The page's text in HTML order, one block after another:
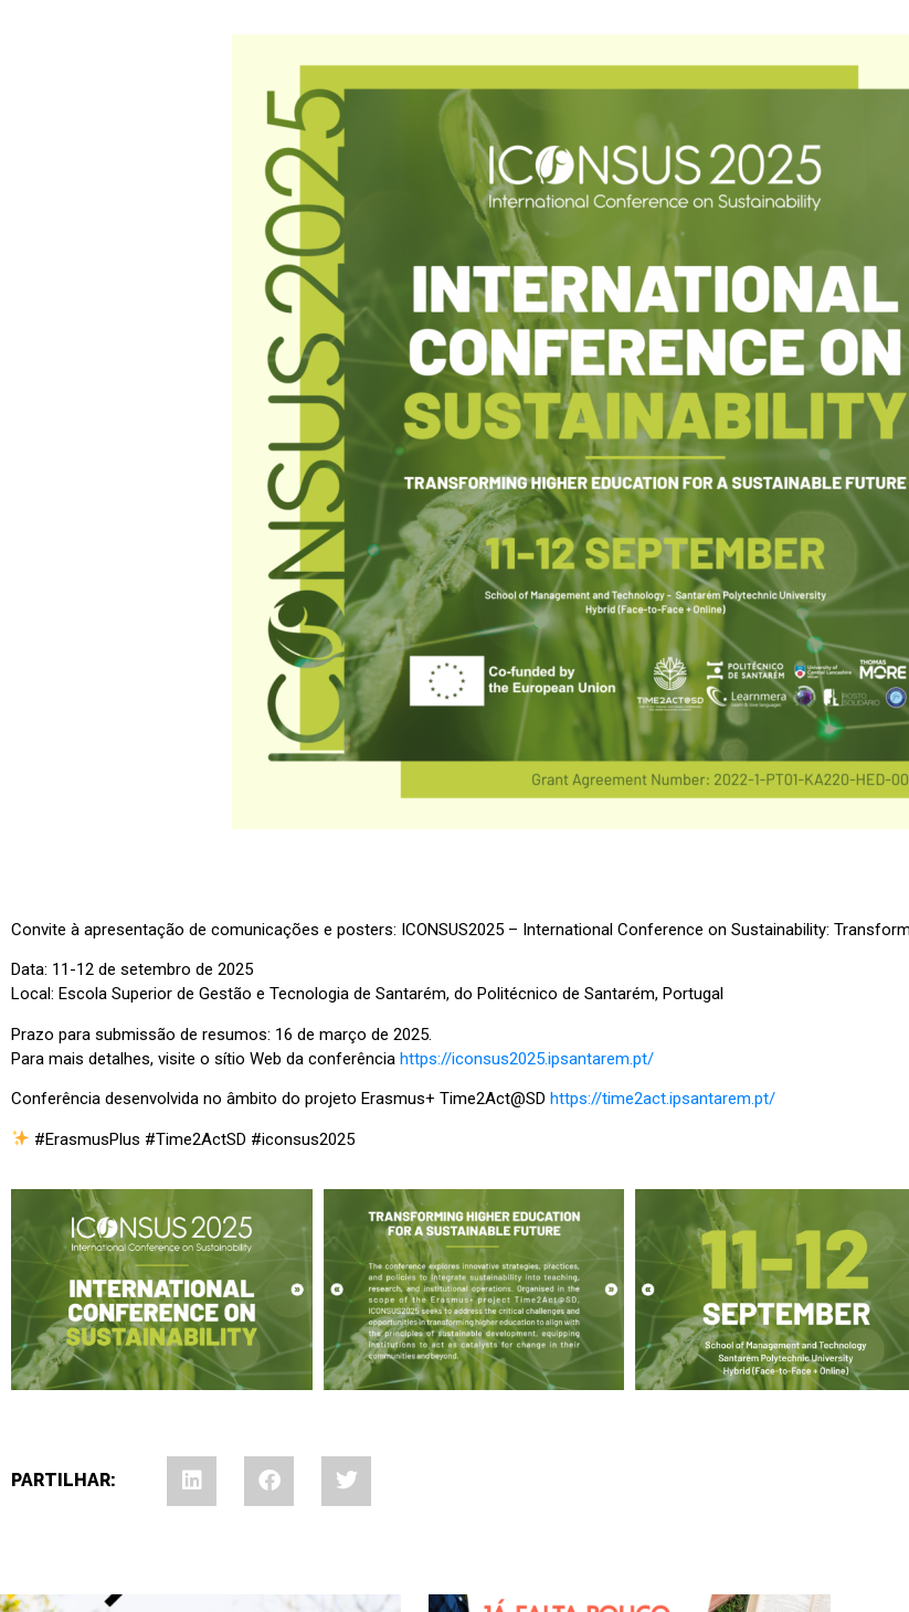
Convite à apresentação de comunicações e posters: ICONSUS2025 – International Conference on Sustainability:
Data: 11-12 de setembro de 2025
Local: Escola Superior de Gestão e Tecnologia de Santarém, do Politécnico de Santarém, Portugal
Prazo para submissão de resumos: 16 de março de 2025.
Para mais detalhes, visite o sítio Web da conferência https://iconsus2025.ipsantarem.pt/
Conferência desenvolvida no âmbito do projeto Erasmus+ Time2Act@SD https://time2act.ipsantarem.pt/
#ErasmusPlus #Time2ActSD #iconsus2025
PARTILHAR: